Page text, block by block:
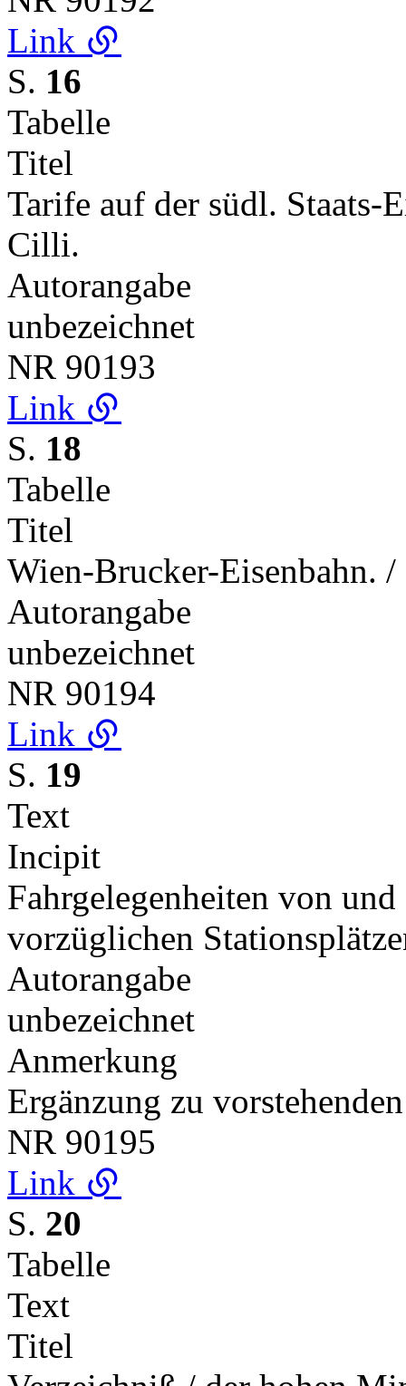
Link
S. 16
Tabelle
Titel
Tarife auf der südl. Staats-
Cilli.
Autorangabe
unbezeichnet
NR 90193
Link
S. 18
Tabelle
Titel
Wien-Brucker-Eisenbahn.
Autorangabe
unbezeichnet
NR 90194
Link
S. 19
Text
Incipit
Fahrgelegenheiten von
vorzüglichen
Autorangabe
unbezeichnet
Anmerkung
Ergänzung zu
NR 90195
Link
S. 20
Tabelle
Text
Titel